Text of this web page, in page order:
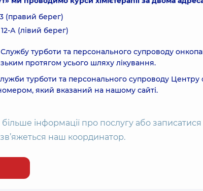
3 (правий берег)
А (лівий берег)
турботи та персонального супроводу
протягом усього шляху лікування.
турботи та персонального супроводу Центру
який вказаний на нашому сайті.
інформації про послугу або
наш координатор.